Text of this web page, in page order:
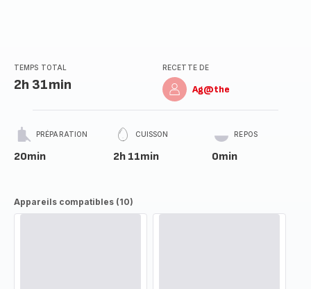
TEMPS TOTAL
2h 31min
RECETTE DE
Ag@the
PRÉPARATION
20min
CUISSON
2h 11min
REPOS
0min
Appareils compatibles (10)